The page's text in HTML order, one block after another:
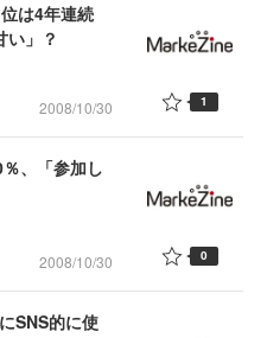
は4年連続
い」？
2008/10/30 1
、「参加し
2008/10/30 0
SNS的に使